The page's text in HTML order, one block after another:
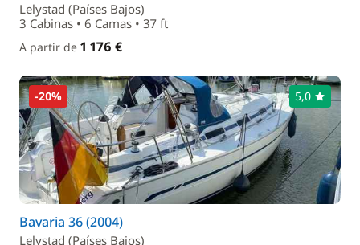
Lelystad (Países Bajos)
3 Cabinas • 6 Camas • 37 ft
A partir de 1 176 €
-20% 5,0
Bavaria 36 (2004)
Lelystad (Países Bajos)